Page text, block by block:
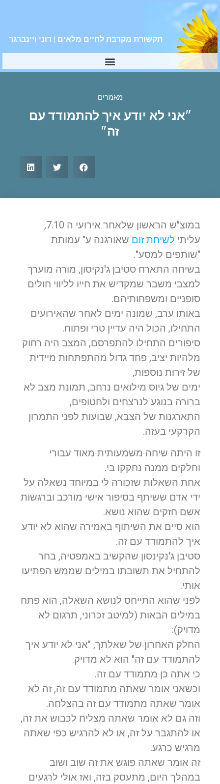
תקשורת מקרבת לחיים מלאים | רוני ויינברגר
מאמרים
"אני לא יודע איך להתמודד עם
זה"
במוצ"ש הראשון שלאחר אירועי ה 7.10,
עליתי לשיחת זום שאורגנה ע" עמותת
"שותפים למסע".
בשיחה התארח סטיבן ג'נקיסון, מורה מוערך
למצבי משבר שמקדיש את חייו לליווי חולים
סופניים ומשפחותיהם.
באותו ערב, שמונה ימים לאחר שהאירועים
התחילו, הכול היה עדיין טרי ופתוח.
סיפורים התחילו להתפרסם, המצב היה רחוק
מלהיות יציב, פחד גדול מהתפתחות מיידית
של זירות נוספות,
ימים של גיוס מילואים נרחב, תמונת מצב לא
ברורה בנוגע לנרצחים ולחטופים,
התארגנות של הצבא, שבועות לפני התמרון
הקרקעי בעזה.
זו היתה שיחה משמעותית מאוד עבורי
וחלקים ממנה נחקקו בי.
אחת השאלות שזכורה לי במיוחד נשאלה על
ידי אדם ששיתף בסיפור אישי מורכב וברגשות
אשם חזקים שהוא נושא.
הוא סיים את השיתוף באמירה שהוא לא יודע
איך להתמודד עם זה.
סטיבן ג'נקינסון שהקשיב באמפטיה, בחר
להתחיל את תשובתו במילים שממש הפתיעו
אותי.
לפני שהוא התייחס לנושא השאלה, הוא פתח
במילים הבאות (למיטב זכרוני, תרגום לא
מדויק):
החלק האחרון של שאלתך, "אני לא יודע איך
להתמודד עם זה" הוא לא מדויק.
כי אתה כן מתמודד עם זה.
וכשאני אומר שאתה מתמודד עם זה, זה לא
אומר שאתה מתמודד עם זה בהצלחה.
וזה גם לא אומר שאתה מצליח לכבוש את זה,
או להתגבר על זה, או לא להרגיש כפי שאתה
מרגיש כרגע.
זה אומר שאתה פוגש את זה שוב ושוב
במהלך היום, מתעסק בזה, ואז אולי לרגעים